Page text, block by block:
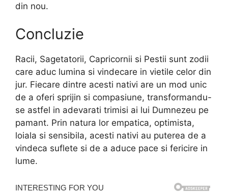
din nou.
Concluzie
Racii, Sagetatorii, Capricornii si Pestii sunt zodii
care aduc lumina si vindecare in vietile celor din
jur. Fiecare dintre acesti nativi are un mod unic
de a oferi sprijin si compasiune, transformandu-
se astfel in adevarati trimisi ai lui Dumnezeu pe
pamant. Prin natura lor empatica, optimista,
loiala si sensibila, acesti nativi au puterea de a
vindeca suflete si de a aduce pace si fericire in
lume.